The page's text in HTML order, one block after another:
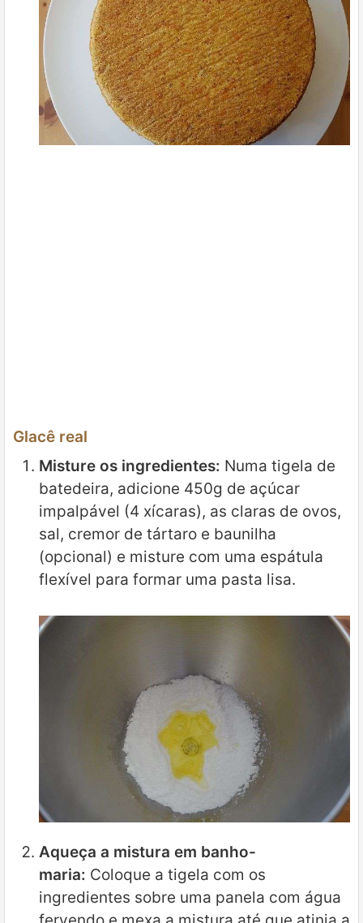
Glacê real
Misture os ingredientes: Numa tigela de
batedeira, adicione 450g de açúcar
impalpável (4 xícaras), as claras de ovos,
sal, cremor de tártaro e baunilha
(opcional) e misture com uma espátula
flexível para formar uma pasta lisa.
Aqueça a mistura em banho-
maria: Coloque a tigela com os
ingredientes sobre uma panela com água